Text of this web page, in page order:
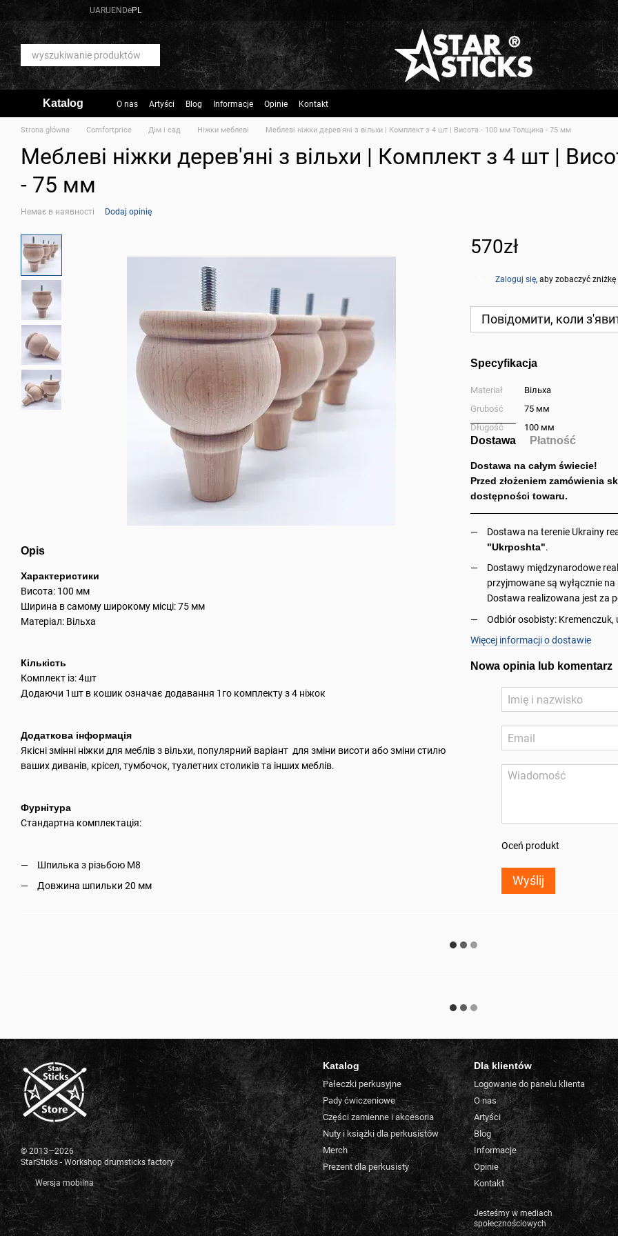
Przejdź do głównej treści
UARU EN DePL
Katalog O nas Artyści Blog Informacje Opinie Kontakt
Strona główna Comfortprice Дім і сад Ніжки меблеві Меблеві ніжки дерев'яні з вільхи | Комплект з 4 шт | Висота - 100 мм Толщина - 75 мм
Меблеві ніжки дерев'яні з вільхи | Комплект з 4 шт |
- 75 мм
Немає в наявності Dodaj opinię
Opis
Характеристики
Висота: 100 мм
Ширина в самому широкому місці: 75 мм
Матеріал: Вільха
Кількість
Комплект із: 4шт
Додаючи 1шт в кошик означає додавання 1го комплекту з 4 ніжок
Додаткова інформація
Якісні змінні ніжки для меблів з вільхи, популярний варіант для зміни висоти або зміни стилю
ваших диванів, крісел, тумбочок, туалетних столиків та інших меблів.
Фурнітура
Стандартна комплектація:
Шпилька з різьбою М8
Довжина шпильки 20 мм
570zł
Zaloguj się, aby zobaczyć
Повідомити, коли
Specyfikacja
Materiał
Вільха
Grubość
75 мм
Długość
100 мм
Dostawa Płatność
Dostawa na całym świecie!
Przed złożeniem zamówienia
dostępności towaru.
Dostawa na terenie Ukrainy
"Ukrposhta".
Dostawy międzynarodowe
przyjmowane są wyłącznie
Dostawa realizowana jest za
Odbiór osobisty:
Więcej informacji o dostawie
Nowa opinia lub komentarz
Oceń produkt
Wyślij
© 2013—2026
StarSticks - Workshop drumsticks factory
Wersja mobilna
Katalog
Pałeczki perkusyjne
Pady ćwiczeniowe
Części zamienne i akcesoria
Nuty i książki dla perkusistów
Merch
Prezent dla perkusisty
Dla klientów
Logowanie do panelu klienta
O nas
Artyści
Blog
Informacje
Opinie
Kontakt
Jesteśmy w mediach
społecznościowych